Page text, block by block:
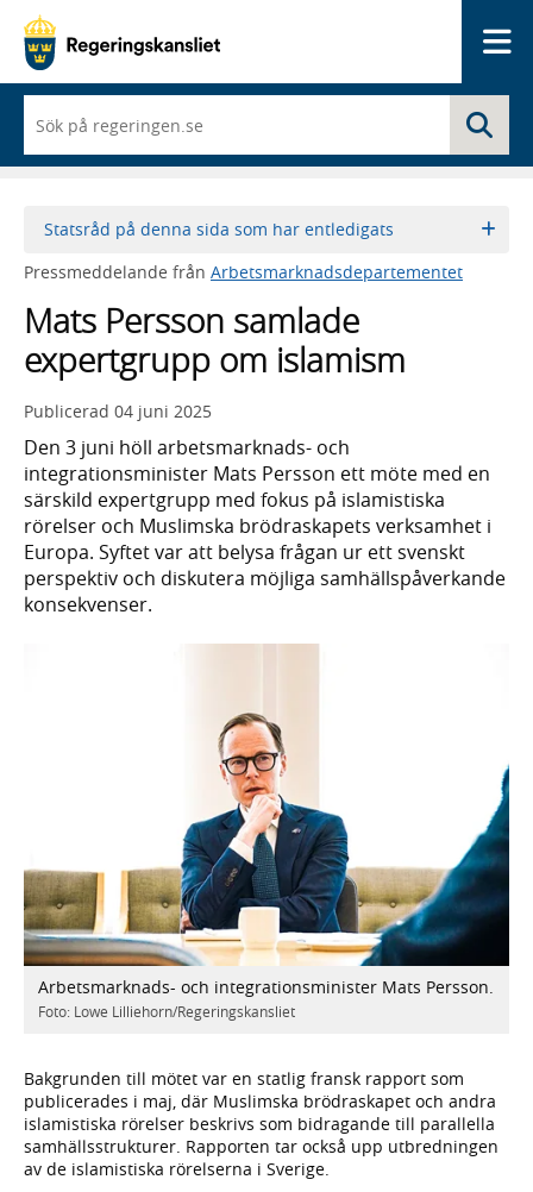
du
börjar
skriva
framträder
lista
med
sökförslag
Statsråd på denna sida som har entledigats
Pressmeddelande från Arbetsmarknadsdepartementet
Mats Persson samlade
expertgrupp om islamism
Publicerad 04 juni 2025
Den 3 juni höll arbetsmarknads- och
integrationsminister Mats Persson ett möte med en
särskild expertgrupp med fokus på islamistiska
rörelser och Muslimska brödraskapets verksamhet i
Europa. Syftet var att belysa frågan ur ett svenskt
perspektiv och diskutera möjliga samhällspåverkande
konsekvenser.
Arbetsmarknads- och integrationsminister Mats Persson.
Foto: Lowe Lilliehorn/Regeringskansliet
Bakgrunden till mötet var en statlig fransk rapport som
publicerades i maj, där Muslimska brödraskapet och andra
islamistiska rörelser beskrivs som bidragande till parallella
samhällsstrukturer. Rapporten tar också upp utbredningen
av de islamistiska rörelserna i Sverige.